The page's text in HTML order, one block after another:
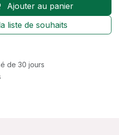
Ajouter au panier
liste de souhaits
de 30 jours